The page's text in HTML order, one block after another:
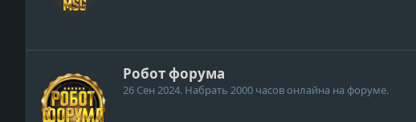
Робот форума
26 Сен 2024. Набрать 2000 часов онлайна на форуме.